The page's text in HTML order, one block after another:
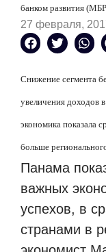
банком развития
27 февраля,
Снижение сегмента
увеличения доходов
экономика показала
больше
Панама
важных
успехов, в
странами в